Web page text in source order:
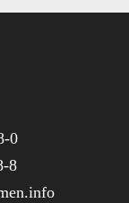
0
8